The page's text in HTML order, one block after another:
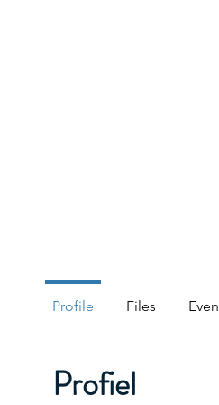
Profiel
Profile Files